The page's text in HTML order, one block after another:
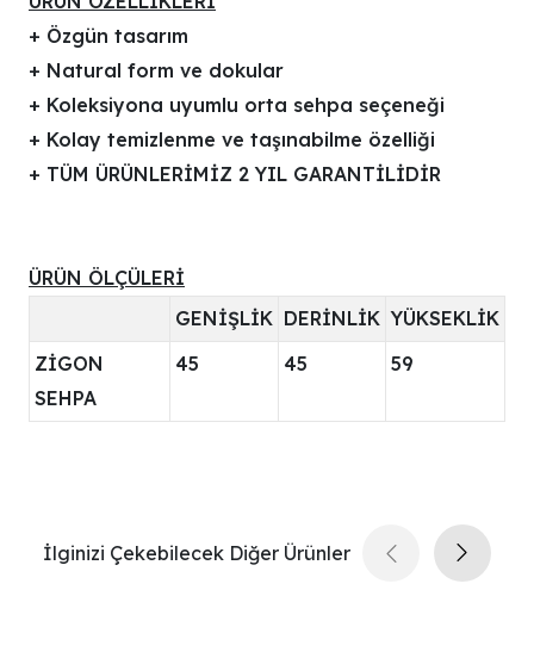
+ Özgün tasarım
+ Natural form ve dokular
+ Koleksiyona uyumlu orta sehpa seçeneği
+ Kolay temizlenme ve taşınabilme özelliği
+ TÜM ÜRÜNLERİMİZ 2 YIL GARANTİLİDİR
ÜRÜN ÖLÇÜLERİ
GENİŞLİK DERİNLİK YÜKSEKLİK
ZİGON
SEHPA
45 45 59
İlginizi Çekebilecek Diğer Ürünler